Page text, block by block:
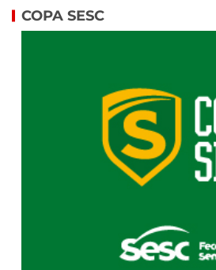
COPA SESC